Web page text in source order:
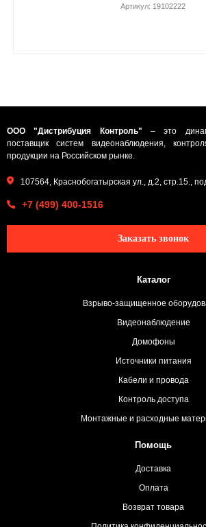
Артикул: 19102222
ООО "Дистрибуция Контроль" – это
поставщик систем видеонаблюдения,
продукции на Российском рынке.
107564, Краснобогатырская ул., д.2, стр.15.,
+7 (499) 400-1516
Заказать звонок
Каталог
Взрыво-защищенное
Видеонаблюдение
Домофоны
Источники питания
Кабели и провода
Контроль доступа
Монтажные и расходные
Помощь
Доставка
Оплата
Возврат товара